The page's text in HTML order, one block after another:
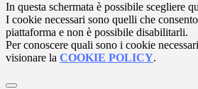
In questa schermata è possibile scegliere
I cookie necessari sono quelli che
piattaforma e non è possibile disabilitarli.
Per conoscere quali sono i cookie
visionare la COOKIE POLICY.